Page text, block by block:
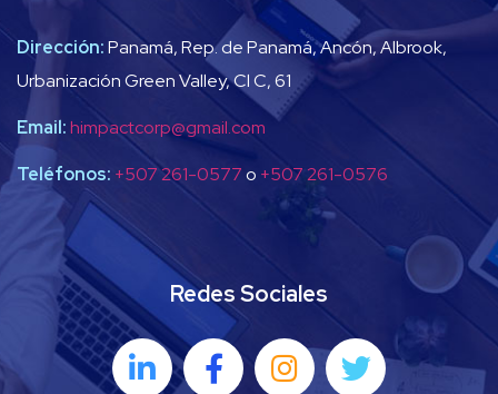
Dirección:Panamá, Rep. de Panamá, Ancón, Albrook,
Urbanización Green Valley, Cl C, 61
Email:himpactcorp@gmail.com
Teléfonos: +507 261-0577o +507 261-0576
Redes Sociales